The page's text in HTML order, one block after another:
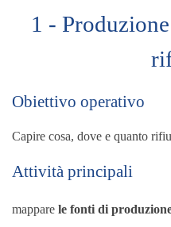
1 -
Obiettivo operativo
Capire cosa, dove e quanto
Attività principali
mappare le fonti di